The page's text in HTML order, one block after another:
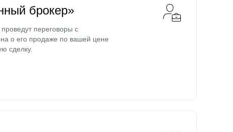
брокер»
переговоры с
о его продаже по вашей цене
сделку.